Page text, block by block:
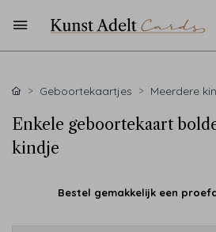
Geboortekaartjes Meerdere
Enkele geboortekaart
kindje
Bestel gemakkelijk een